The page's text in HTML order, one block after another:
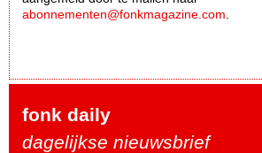
abonnementen@fonkmagazine.com
fonk daily
dagelijkse nieuwsbrief